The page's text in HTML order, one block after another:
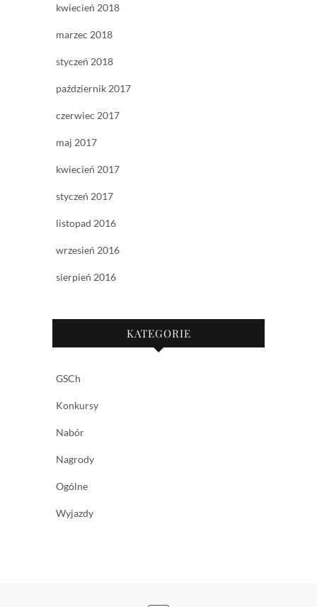
kwiecień 2018
marzec 2018
styczeń 2018
październik 2017
czerwiec 2017
maj 2017
kwiecień 2017
styczeń 2017
listopad 2016
wrzesień 2016
sierpień 2016
KATEGORIE
GSCh
Konkursy
Nabór
Nagrody
Ogólne
Wyjazdy